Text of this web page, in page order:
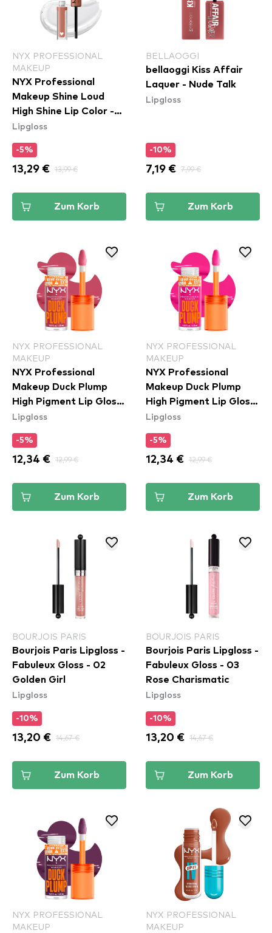
NYX PROFESSIONAL
MAKEUP
NYX Professional
Makeup Shine Loud
High Shine Lip Color -
07 Global Citizen
(SHLP07)
Lipgloss
-5%
13,29 € 13,99 €
Zum Korb
BELLAOGGI
bellaoggi Kiss Affair
Laquer - Nude Talk
Lipgloss
-10%
7,19 € 7,99 €
Zum Korb
NYX PROFESSIONAL
MAKEUP
NYX Professional
Makeup Duck Plump
High Pigment Lip Gloss
- Strike A Rose
(DPLL09)
Lipgloss
-5%
12,34 € 12,99 €
Zum Korb
NYX PROFESSIONAL
MAKEUP
NYX Professional
Makeup Duck Plump
High Pigment Lip Gloss
- Bubblegum Bae
(DPLL12)
Lipgloss
-5%
12,34 € 12,99 €
Zum Korb
BOURJOIS PARIS
Bourjois Paris Lipgloss -
Fabuleux Gloss - 02
Golden Girl
Lipgloss
-10%
13,20 € 14,67 €
Zum Korb
BOURJOIS PARIS
Bourjois Paris Lipgloss -
Fabuleux Gloss - 03
Rose Charismatic
Lipgloss
-10%
13,20 € 14,67 €
Zum Korb
NYX PROFESSIONAL
MAKEUP
NYX PROFESSIONAL
MAKEUP